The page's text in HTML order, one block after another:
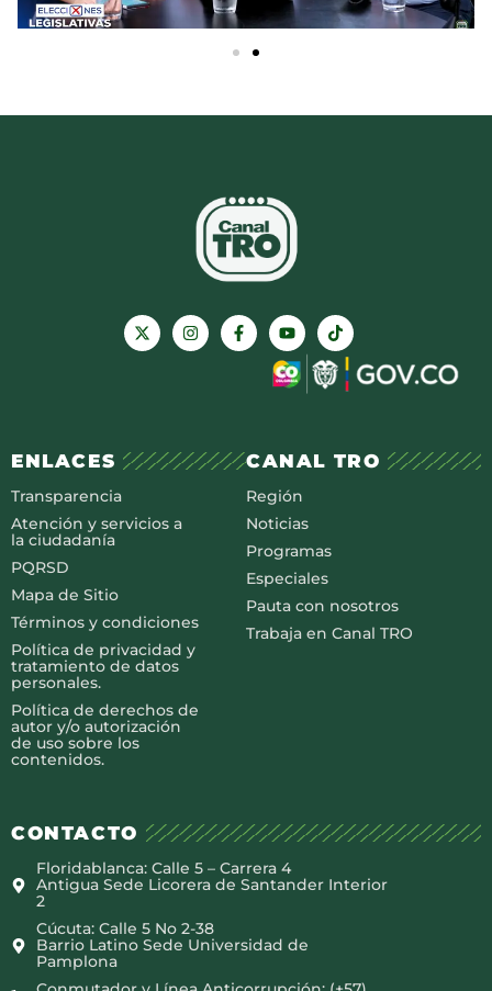
ENLACES
Transparencia
Atención y servicios a
la ciudadanía
PQRSD
Mapa de Sitio
Términos y condiciones
Política de privacidad y
tratamiento de datos
personales.
Política de derechos de
autor y/o autorización
de uso sobre los
contenidos.
CANAL TRO
Región
Noticias
Programas
Especiales
Pauta con nosotros
Trabaja en Canal TRO
CONTACTO
Floridablanca: Calle 5 – Carrera 4
Antigua Sede Licorera de Santander Interior
2
Cúcuta: Calle 5 No 2-38
Barrio Latino Sede Universidad de
Pamplona